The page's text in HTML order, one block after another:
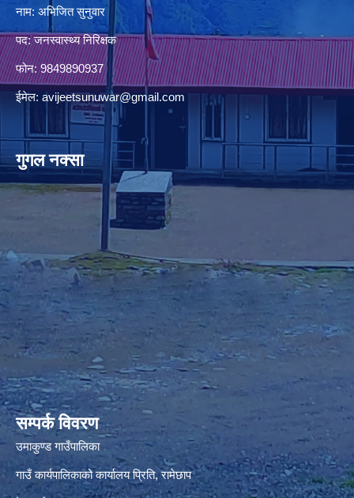
नाम: अभिजित सुनुवार
पद: जनस्वास्थ्य निरिक्षक
फोन: 9849890937
ईमेल: avijeetsunuwar@gmail.com
गुगल नक्सा
premium bootstrap themes
सम्पर्क विवरण
उमाकुण्ड गाउँपालिका
गाउँ कार्यपालिकाको कार्यालय प्रिति, रामेछाप